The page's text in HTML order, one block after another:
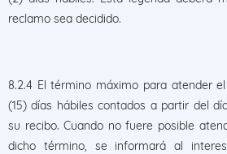
reclamo sea decidido.
8.2.4 El término máximo para atender
(15) días hábiles contados a partir del
su recibo. Cuando no fuere posible
dicho término, se informará al